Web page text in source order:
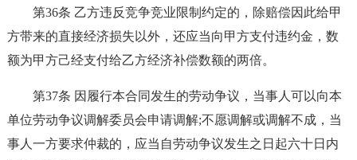
第36条 乙方违反竞争竞业限制约定的，除赔偿因此给甲
方带来的直接经济损失以外，还应当向甲方支付违约金，数
额为甲方己经支付给乙方经济补偿数额的两倍。
第37条 因履行本合同发生的劳动争议，当事人可以向本
单位劳动争议调解委员会申请调解;不愿调解或调解不成，当
事人一方要求仲裁的，应当自劳动争议发生之日起六十日内